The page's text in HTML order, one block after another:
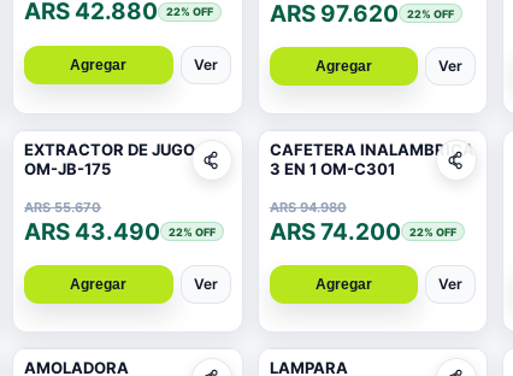
ARS 42.880 22% OFF
Agregar Ver
ARS 97.620 22% OFF
Agregar Ver
EXTRACTOR DE JUGO
OM-JB-175
ARS 55.670
ARS 43.490 22% OFF
Agregar Ver
CAFETERA INALAMBRICA
3 EN 1 OM-C301
ARS 94.980
ARS 74.200 22% OFF
Agregar Ver
AMOLADORA
LAMPARA